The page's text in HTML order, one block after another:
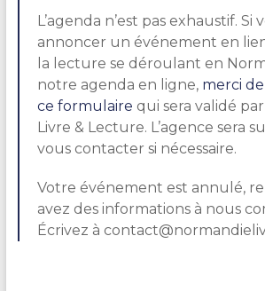
L’agenda n’est pas exhaustif. Si
annoncer un événement en
la lecture se déroulant en
notre agenda en ligne, merci
ce formulaire qui sera validé
Livre & Lecture. L’agence sera
vous contacter si nécessaire.
Votre événement est annulé,
avez des informations à nous
Écrivez à